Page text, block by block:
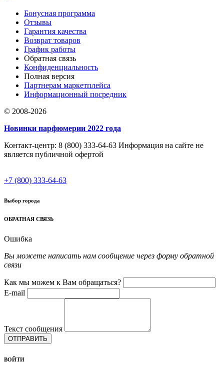
Бонусная программа
Отзывы
Гарантия качества
Возврат товаров
График работы
Обратная связь
Конфиденциальность
Полная версия
Партнерам маркетплейса
Информационный посредник
© 2008-2026
Новинки парфюмерии 2022 года
Контакт-центр: 8 (800) 333-64-63 Информация на сайте не
является публичной офертой
+7 (800) 333-64-63
Выбор города
ОБРАТНАЯ СВЯЗЬ
Ошибка
Вы можете написать нам сообщение через форму обратной
связи
Как мы можем к Вам обращаться?
E-mail
Текст сообщения
ОТПРАВИТЬ
ВОЙТИ